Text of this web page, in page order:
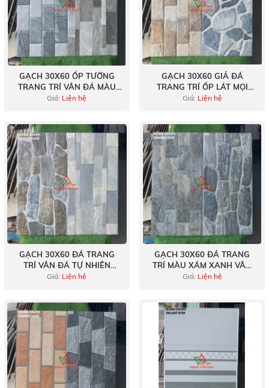
GẠCH 30X60 ỐP TƯỜNG
TRANG TRÍ VÂN ĐÁ MÀU
XÁM SÁNG
Giá: Liện hệ
GẠCH 30X60 GIẢ ĐÁ
TRANG TRÍ ỐP LÁT MỌI
KHÔNG GIAN
Giá: Liện hệ
GẠCH 30X60 ĐÁ TRANG
TRÍ VÂN ĐÁ TỰ NHIÊN
HÀNG VIỆT NAM
Giá: Liện hệ
GẠCH 30X60 ĐÁ TRANG
TRÍ MÀU XÁM XANH VÂN
ĐÁ CHẺ TỰ NHIÊN VIỆT
Giá: Liện hệ